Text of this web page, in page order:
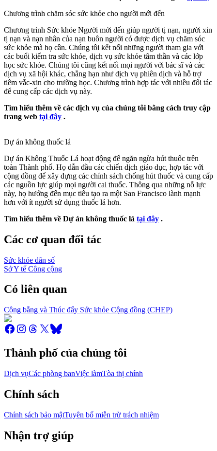
Chương trình chăm sóc sức khỏe cho người mới đến
Chương trình Sức khỏe Người mới đến giúp người tị nạn, người xin
tị nạn và nạn nhân của nạn buôn người có được dịch vụ chăm sóc
sức khỏe mà họ cần. Chúng tôi kết nối những người tham gia với
các buổi kiểm tra sức khỏe, dịch vụ sức khỏe tâm thần và các lớp
học sức khỏe. Chúng tôi cũng kết nối mọi người với bác sĩ và các
dịch vụ xã hội khác, chẳng hạn như dịch vụ phiên dịch và hỗ trợ
tiêm vắc-xin cho trường học. Chương trình hợp tác với nhiều đối tác
để cung cấp các dịch vụ này.
Tìm hiểu thêm về các dịch vụ của chúng tôi bằng cách truy cập
trang web tại đây .
Dự án không thuốc lá
Dự án Không Thuốc Lá hoạt động để ngăn ngừa hút thuốc trên
toàn Thành phố. Họ dẫn đầu các chiến dịch giáo dục, hợp tác với
cộng đồng để xây dựng các chính sách chống hút thuốc và cung cấp
các nguồn lực giúp mọi người cai thuốc. Thông qua những nỗ lực
này, họ hướng đến mục tiêu tạo ra một San Francisco lành mạnh
hơn với ít người sử dụng thuốc lá hơn.
Tìm hiểu thêm về Dự án không thuốc lá tại đây .
Các cơ quan đối tác
Sức khỏe dân số
Sở Y tế Công cộng
Có liên quan
Công bằng và Thúc đẩy Sức khỏe Cộng đồng (CHEP)
Thành phố của chúng tôi
Dịch vụCác phòng banViệc làmTòa thị chính
Chính sách
Chính sách bảo mậtTuyên bố miễn trừ trách nhiệm
Nhận trợ giúp